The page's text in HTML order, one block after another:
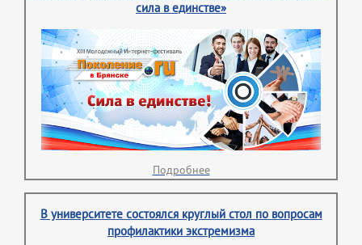
сила в единстве»
Подробнее
В университете состоялся круглый стол по вопросам
профилактики экстремизма